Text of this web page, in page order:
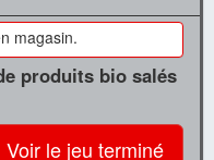
magasin.
produits bio salés
Voir le jeu terminé